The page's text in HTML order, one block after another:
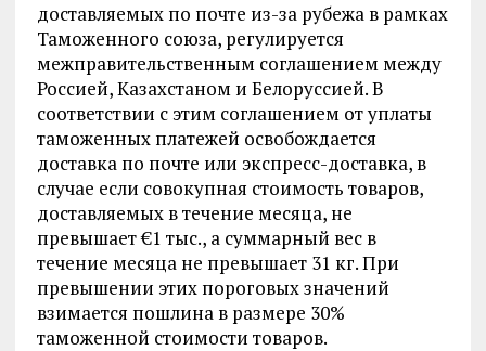
доставляемых по почте из-за рубежа в рамках
Таможенного союза, регулируется
межправительственным соглашением между
Россией, Казахстаном и Белоруссией. В
соответствии с этим соглашением от уплаты
таможенных платежей освобождается
доставка по почте или экспресс-доставка, в
случае если совокупная стоимость товаров,
доставляемых в течение месяца, не
превышает €1 тыс., а суммарный вес в
течение месяца не превышает 31 кг. При
превышении этих пороговых значений
взимается пошлина в размере 30%
таможенной стоимости товаров.